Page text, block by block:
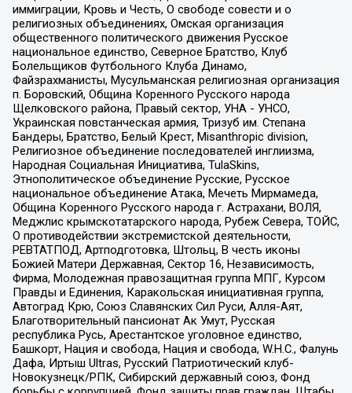
иммиграции, Кровь и Честь, О свободе совести и о
религиозных объединениях, Омская организация
общественного политического движения Русское
национальное единство, Северное Братство, Клуб
Болельщиков Футбольного Клуба Динамо,
Файзрахманисты, Мусульманская религиозная организация
п. Боровский, Община Коренного Русского народа
Щелковского района, Правый сектор, УНА - УНСО,
Украинская повстанческая армия, Тризуб им. Степана
Бандеры, Братство, Белый Крест, Misanthropic division,
Религиозное объединение последователей инглиизма,
Народная Социальная Инициатива, TulaSkins,
Этнополитическое объединение Русские, Русское
национальное объединение Атака, Мечеть Мирмамеда,
Община Коренного Русского народа г. Астрахани, ВОЛЯ,
Меджлис крымскотатарского народа, Рубеж Севера, ТОЙС,
О противодействии экстремистской деятельности,
РЕВТАТПОД, Артподготовка, Штольц, В честь иконы
Божией Матери Державная, Сектор 16, Независимость,
Фирма, Молодежная правозащитная группа МПГ, Курсом
Правды и Единения, Каракольская инициативная группа,
Автоград Крю, Союз Славянских Сил Руси, Алля-Аят,
Благотворительный пансионат Ак Умут, Русская
республика Русь, Арестантское уголовное единство,
Башкорт, Нация и свобода, Нация и свобода, W.H.С., Фалунь
Дафа, Иртыш Ultras, Русский Патриотический клуб-
Новокузнецк/РПК, Сибирский державный союз, Фонд